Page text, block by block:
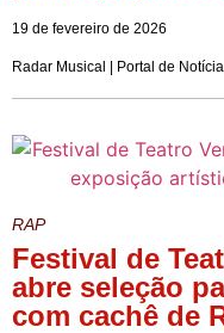
19 de fevereiro de 2026
Radar Musical | Portal de
RAP
Festival de
abre seleção
com cachê de